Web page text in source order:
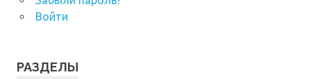
Войти
РАЗДЕЛЫ